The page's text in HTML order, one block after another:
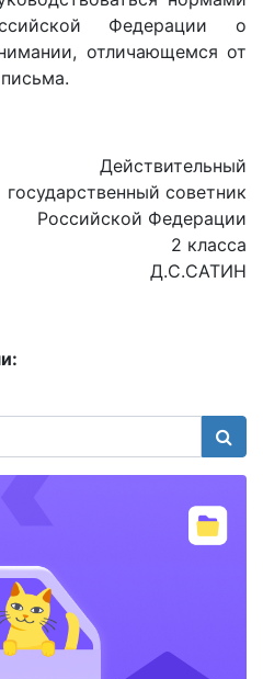
Федерации о
отличающемся от
Действительный
государственный советник
Российской Федерации
2 класса
Д.С.САТИН